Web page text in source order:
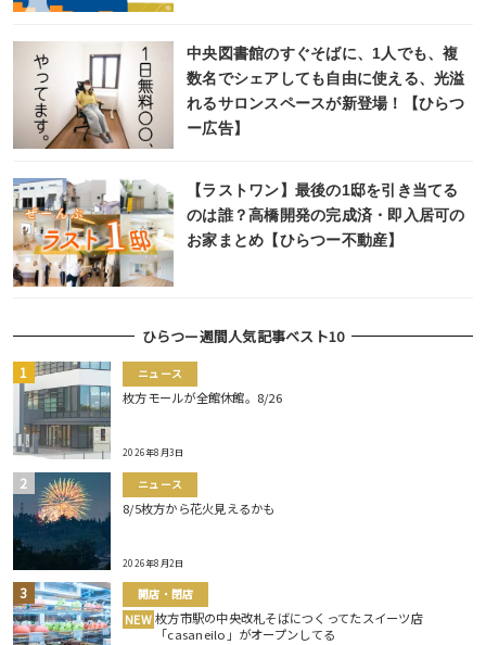
中央図書館のすぐそばに、1人でも、複
数名でシェアしても自由に使える、光溢
れるサロンスペースが新登場！【ひらつ
ー広告】
【ラストワン】最後の1邸を引き当てる
のは誰？高橋開発の完成済・即入居可の
お家まとめ【ひらつー不動産】
ひらつー週間人気記事ベスト10
ニュース
枚方モールが全館休館。8/26
2026年8月3日
ニュース
8/5枚方から花火見えるかも
2026年8月2日
開店・閉店
NEW 枚方市駅の中央改札そばにつくってたスイーツ店
「casaneilo」がオープンしてる